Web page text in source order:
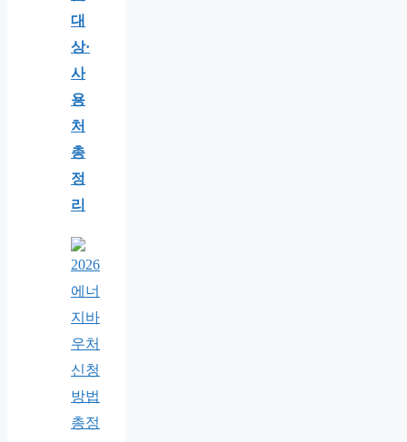
대
상·
사
용
처
총
정
리